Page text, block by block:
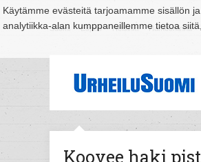
Käytämme evästeitä tarjoamamme sisällön
analytiikka-alan kumppaneillemme tietoa
Suomi Espoo Helsinki Hämeenlinna
Koovee haki